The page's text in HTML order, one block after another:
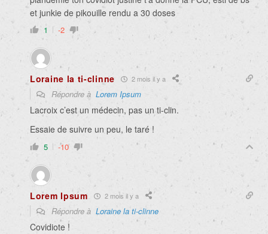
et junkie de pikouille rendu a 30 doses
1 -2
Loraine la ti-clinne 2 mois il y a
Répondre à Lorem Ipsum
Lacroix c’est un médecin, pas un ti-clin.
Essaie de suivre un peu, le taré !
5 -10
Lorem Ipsum 2 mois il y a
Répondre à Loraine la ti-clinne
Covidiote !